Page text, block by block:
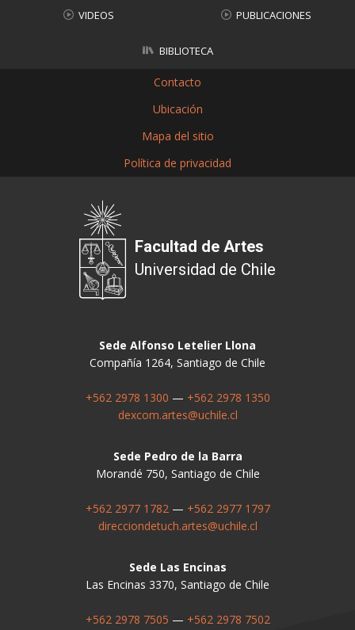
VIDEOS PUBLICACIONES
BIBLIOTECA
Contacto
Ubicación
Mapa del sitio
Política de privacidad
Facultad de Artes
Universidad de Chile
Sede Alfonso Letelier Llona
Compañía 1264, Santiago de Chile
+562 2978 1300 — +562 2978 1350
dexcom.artes@uchile.cl
Sede Pedro de la Barra
Morandé 750, Santiago de Chile
+562 2977 1782— +562 2977 1797
direcciondetuch.artes@uchile.cl
Sede Las Encinas
Las Encinas 3370, Santiago de Chile
+562 2978 7505 — +562 2978 7502